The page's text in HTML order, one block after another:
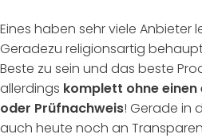
Eines haben sehr viele Anbieter
Geradezu religionsartig
Beste zu sein und das beste
allerdings komplett ohne
oder Prüfnachweis! Gerade in
auch heute noch an